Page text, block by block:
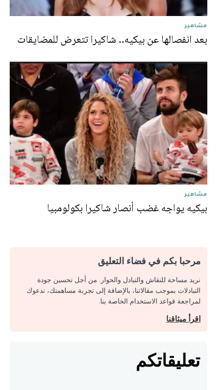
مشاهير
بعد انفصالها عن بيكيه.. شاكيرا تتعرض للمضايقات
مشاهير
بيكيه يواجه غضب أنصار شاكيرا بكولومبيا
مرحبا بكم في فضاء التعليق
نريد مساحة للنقاش والتبادل والحوار. من أجل تحسين جودة
التبادلات بموجب مقالاتنا، بالإضافة إلى تجربة مساهمتك، ندعوك
لمراجعة قواعد الاستخدام الخاصة بنا.
اقرأ ميثاقنا
تعليقاتكم